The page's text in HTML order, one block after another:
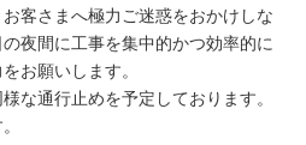
客さまへ極力ご迷惑をおかけしな
夜間に工事を集中的かつ効率的に
お願いします。
な通行止めを予定しております。